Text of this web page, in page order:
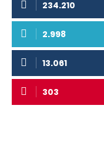
234.210
2.998
13.061
303